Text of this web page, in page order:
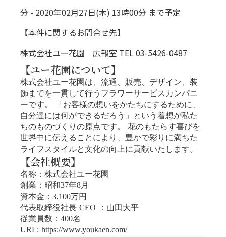
分 - 2020年02月27日(木) 13時00分 まで予定
【本件に関するお問合せ先】
株式会社ユー花園 広報室 TEL 03-5426-0487
【ユー花園について】
株式会社ユー花園は、流通、販売、デザイン、装
飾までを一貫して行うフラワーサービスカンパニ
ーです。 「お客様の想いをかたちにするために、
自分達には何ができるだろう」という着想が私た
ちのものづくりの原点です。 花のもたらす喜びを
世界中に伝えることにより、豊かで彩りに満ちた
ライフスタイルと文化の向上に貢献いたします。
【会社概要】
名称：株式会社ユー花園
創業：昭和37年8月
資本金：3,100万円
代表取締役社長 CEO ：山田大平
従業員数：400名
URL: https://www.youkaen.com/